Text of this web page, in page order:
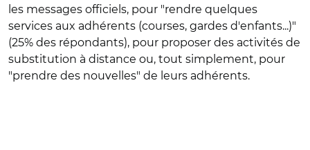
les messages officiels, pour "rendre quelques
services aux adhérents (courses, gardes d'enfants...)"
(25% des répondants), pour proposer des activités de
substitution à distance ou, tout simplement, pour
"prendre des nouvelles" de leurs adhérents.